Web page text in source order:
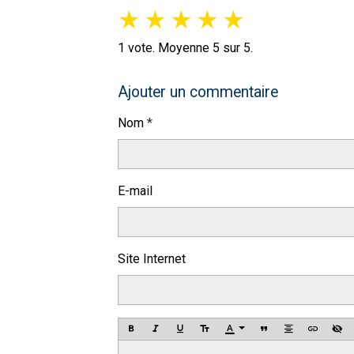
★ ★ ★ ★ ★
1 vote. Moyenne 5 sur 5.
Ajouter un commentaire
Nom
E-mail
Site Internet